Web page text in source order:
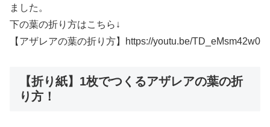
ました。
下の葉の折り方はこちら↓
【アザレアの葉の折り方】https://youtu.be/TD_eMsm42w0
【折り紙】1枚でつくるアザレアの葉の折
り方！